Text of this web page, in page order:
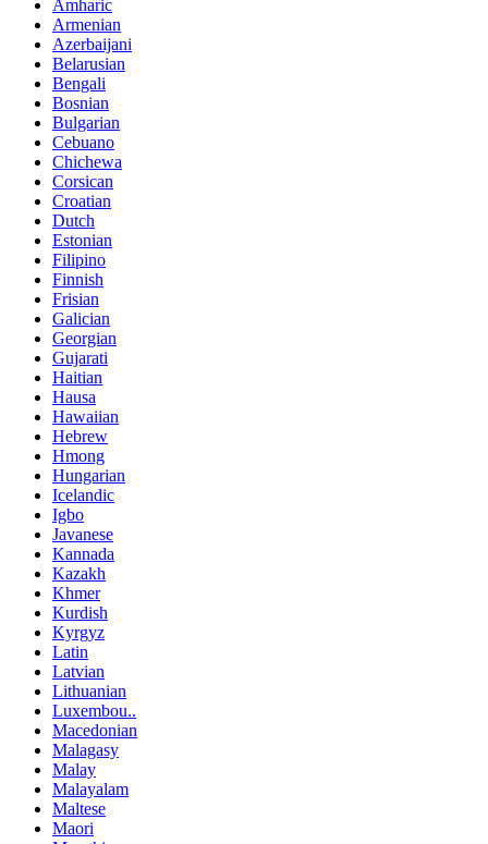
Amharic
Armenian
Azerbaijani
Belarusian
Bengali
Bosnian
Bulgarian
Cebuano
Chichewa
Corsican
Croatian
Dutch
Estonian
Filipino
Finnish
Frisian
Galician
Georgian
Gujarati
Haitian
Hausa
Hawaiian
Hebrew
Hmong
Hungarian
Icelandic
Igbo
Javanese
Kannada
Kazakh
Khmer
Kurdish
Kyrgyz
Latin
Latvian
Lithuanian
Luxembou..
Macedonian
Malagasy
Malay
Malayalam
Maltese
Maori